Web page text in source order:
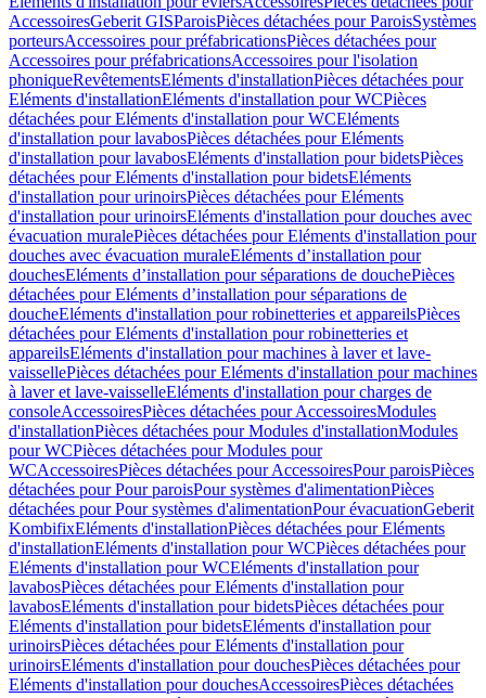
AccessoiresGeberit GISParoisPièces détachées pour ParoisSystèmes
porteursAccessoires pour préfabricationsPièces détachées pour
Accessoires pour préfabricationsAccessoires pour l'isolation
phoniqueRevêtementsEléments d'installationPièces détachées pour
Eléments d'installationEléments d'installation pour WCPièces
détachées pour Eléments d'installation pour WCEléments
d'installation pour lavabosPièces détachées pour Eléments
d'installation pour lavabosEléments d'installation pour bidetsPièces
détachées pour Eléments d'installation pour bidetsEléments
d'installation pour urinoirsPièces détachées pour Eléments
d'installation pour urinoirsEléments d'installation pour douches avec
évacuation muralePièces détachées pour Eléments d'installation pour
douches avec évacuation muraleEléments d’installation pour
douchesEléments d’installation pour séparations de douchePièces
détachées pour Eléments d’installation pour séparations de
doucheEléments d'installation pour robinetteries et appareilsPièces
détachées pour Eléments d'installation pour robinetteries et
appareilsEléments d'installation pour machines à laver et lave-
vaissellePièces détachées pour Eléments d'installation pour machines
à laver et lave-vaisselleEléments d'installation pour charges de
consoleAccessoiresPièces détachées pour AccessoiresModules
d'installationPièces détachées pour Modules d'installationModules
pour WCPièces détachées pour Modules pour
WCAccessoiresPièces détachées pour AccessoiresPour paroisPièces
détachées pour Pour paroisPour systèmes d'alimentationPièces
détachées pour Pour systèmes d'alimentationPour évacuationGeberit
KombifixEléments d'installationPièces détachées pour Eléments
d'installationEléments d'installation pour WCPièces détachées pour
Eléments d'installation pour WCEléments d'installation pour
lavabosPièces détachées pour Eléments d'installation pour
lavabosEléments d'installation pour bidetsPièces détachées pour
Eléments d'installation pour bidetsEléments d'installation pour
urinoirsPièces détachées pour Eléments d'installation pour
urinoirsEléments d'installation pour douchesPièces détachées pour
Eléments d'installation pour douchesAccessoiresPièces détachées